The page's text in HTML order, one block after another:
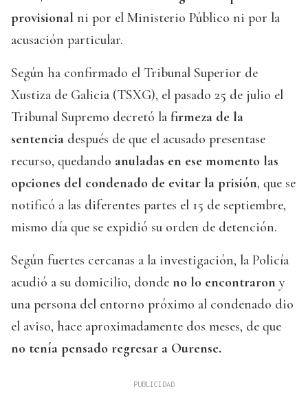
provisional ni por el Ministerio Público ni por la
acusación particular.
Según ha confirmado el Tribunal Superior de
Xustiza de Galicia (TSXG), el pasado 25 de julio el
Tribunal Supremo decretó la firmeza de la
sentencia después de que el acusado presentase
recurso, quedando anuladas en ese momento las
opciones del condenado de evitar la prisión, que se
notificó a las diferentes partes el 15 de septiembre,
mismo día que se expidió su orden de detención.
Según fuertes cercanas a la investigación, la Policía
acudió a su domicilio, donde no lo encontraron y
una persona del entorno próximo al condenado dio
el aviso, hace aproximadamente dos meses, de que
no tenía pensado regresar a Ourense.